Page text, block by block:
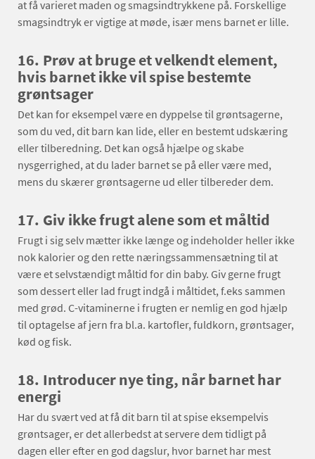
at få varieret maden og smagsindtrykkene på. Forskellige
smagsindtryk er vigtige at møde, især mens barnet er lille.
16. Prøv at bruge et velkendt element,
hvis barnet ikke vil spise bestemte
grøntsager
Det kan for eksempel være en dyppelse til grøntsagerne,
som du ved, dit barn kan lide, eller en bestemt udskæring
eller tilberedning. Det kan også hjælpe og skabe
nysgerrighed, at du lader barnet se på eller være med,
mens du skærer grøntsagerne ud eller tilbereder dem.
17. Giv ikke frugt alene som et måltid
Frugt i sig selv mætter ikke længe og indeholder heller ikke
nok kalorier og den rette næringssammensætning til at
være et selvstændigt måltid for din baby. Giv gerne frugt
som dessert eller lad frugt indgå i måltidet, f.eks sammen
med grød. C-vitaminerne i frugten er nemlig en god hjælp
til optagelse af jern fra bl.a. kartofler, fuldkorn, grøntsager,
kød og fisk.
18. Introducer nye ting, når barnet har
energi
Har du svært ved at få dit barn til at spise eksempelvis
grøntsager, er det allerbedst at servere dem tidligt på
dagen eller efter en god dagslur, hvor barnet har mest